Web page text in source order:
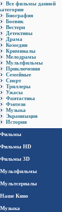
Все фильмы данной
Биография
Боевик
Вестерн
Детективы
Драма
Комедии
Криминалы
Мелодрамы
Мультфильмы
Приключения
Семейные
Спорт
Триллеры
Ужасы
Фантастика
Фэнтези
Музыка
Экранизация
История
Фильмы
Фильмы HD
Фильмы 3D
Мультфильмы
Мультсериалы
Наше Кино
Музыка